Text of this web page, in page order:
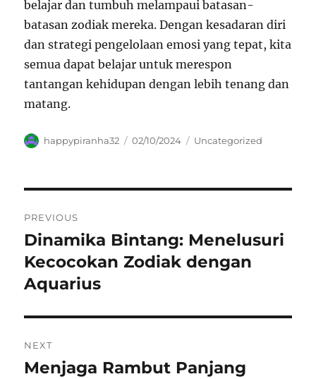
belajar dan tumbuh melampaui batasan-
batasan zodiak mereka. Dengan kesadaran diri
dan strategi pengelolaan emosi yang tepat, kita
semua dapat belajar untuk merespon
tantangan kehidupan dengan lebih tenang dan
matang.
Author
happypiranha32
Posted
02/10/2024 Categories
Uncategorized
pos
PREVIOUS
Previous
post:
Dinamika Bintang: Menelusuri
Kecocokan Zodiak dengan
Aquarius
NEXT
Next
Menjaga Rambut Panjang